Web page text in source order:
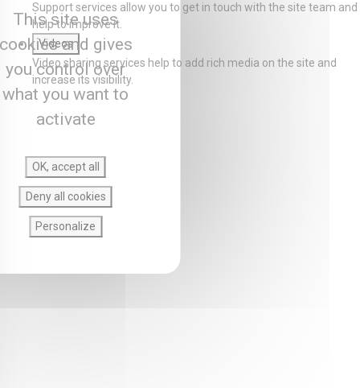
Support services allow you to get in touch with the site team and
help to improve it.
Videos
Video sharing services help to add rich media on the site and
increase its visibility.
This site uses
and gives
you control over
what you want to
activate
OK, accept all
Deny all cookies
Personalize